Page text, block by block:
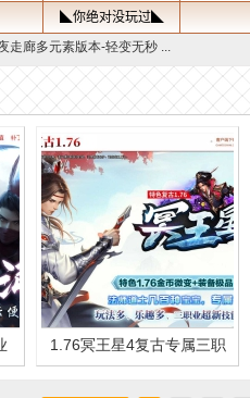
走廊多元素版本-轻变无秒 ...
1.76冥王星4复古专属三职